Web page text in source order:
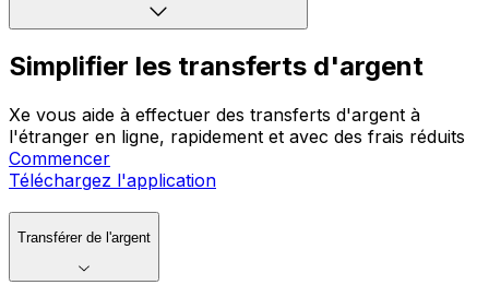
Simplifier les transferts d'argent
Xe vous aide à effectuer des transferts d'argent à
l'étranger en ligne, rapidement et avec des frais réduits
Commencer
Téléchargez l'application
Transférer de l'argent